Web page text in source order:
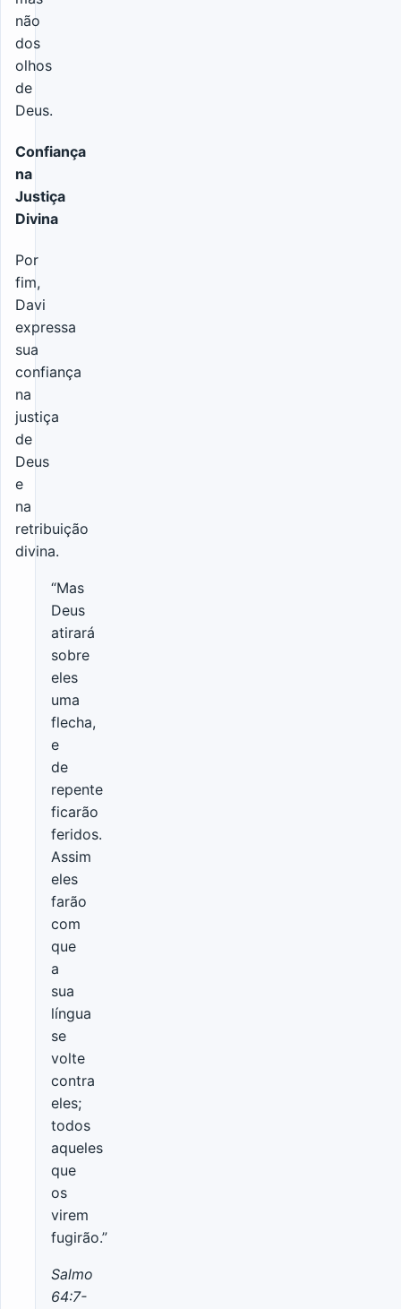
não
dos
olhos
de
Deus.
Confiança
na
Justiça
Divina
Por
fim,
Davi
expressa
sua
confiança
na
justiça
de
Deus
e
na
retribuição
divina.
“Mas
Deus
atirará
sobre
eles
uma
flecha,
e
de
repente
ficarão
feridos.
Assim
eles
farão
com
que
a
sua
língua
se
volte
contra
eles;
todos
aqueles
que
os
virem
fugirão.”
Salmo
64:7-